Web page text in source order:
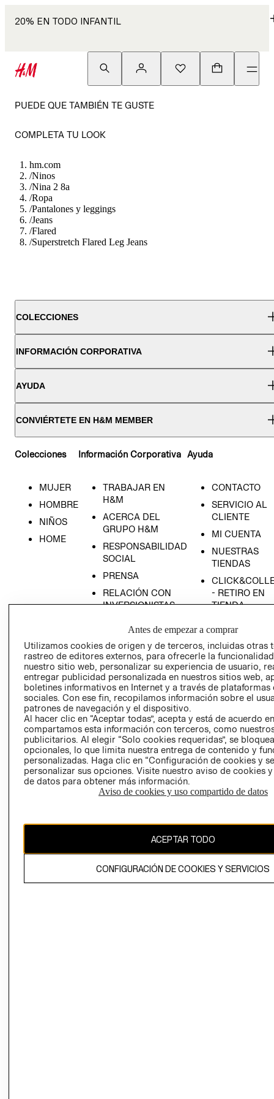
20% EN TODO INFANTIL
PUEDE QUE TAMBIÉN TE GUSTE
COMPLETA TU LOOK
hm.com
/Ninos
/Nina 2 8a
/Ropa
/Pantalones y leggings
/Jeans
/Flared
/Superstretch Flared Leg Jeans
COLECCIONES
INFORMACIÓN CORPORATIVA
AYUDA
CONVIÉRTETE EN H&M MEMBER
Colecciones
MUJER
HOMBRE
NIÑOS
HOME
Información Corporativa
TRABAJAR EN
H&M
ACERCA DEL
GRUPO H&M
RESPONSABILIDAD
SOCIAL
PRENSA
RELACIÓN CON
INVERSIONISTAS
EMPRESARIAL
Ayuda
CONTACTO
SERVICIO AL
CLIENTE
MI CUENTA
NUESTRAS
TIENDAS
- RETIRO EN
TIENDA
CONDICIONES
AVISO DE
PRIVACIDAD
GIFT CARD
AVISO DE
El contenido de esta página web está protegido por copyright y es
propiedad de H&M Hennes & Mauritz AB.
Antes de empezar a comprar
Utilizamos cookies de origen y de terceros, incluidas otras
rastreo de editores externos, para ofrecerle la
nuestro sitio web, personalizar su experiencia de usuario,
entregar publicidad personalizada en nuestros sitios web,
boletines informativos en Internet y a través de plataformas
sociales. Con ese fin, recopilamos información sobre el
patrones de navegación y el dispositivo.
Al hacer clic en “Aceptar todas”, acepta y está de acuerdo
compartamos esta información con terceros, como
publicitarios. Al elegir “Solo cookies requeridas”, se
opcionales, lo que limita nuestra entrega de contenido y
personalizadas. Haga clic en “Configuración de cookies y
personalizar sus opciones. Visite nuestro aviso de cookies
de datos para obtener más información.
Aviso de cookies y uso compartido de datos
ACEPTAR TODO
CONFIGURACIÓN DE COOKIES Y SERVICIOS